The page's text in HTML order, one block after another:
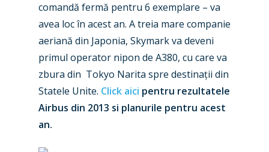
comandă fermă pentru 6 exemplare – va
avea loc în acest an. A treia mare companie
aeriană din Japonia, Skymark va deveni
primul operator nipon de A380, cu care va
zbura din Tokyo Narita spre destinații din
Statele Unite. Click aici pentru rezultatele
Airbus din 2013 si planurile pentru acest
an.
Farnborough 2024
Paris 2023
Farnborough 2022
Dubai 2019
Paris 2019
Trip Reports
Marketplace
Jobs
Contact